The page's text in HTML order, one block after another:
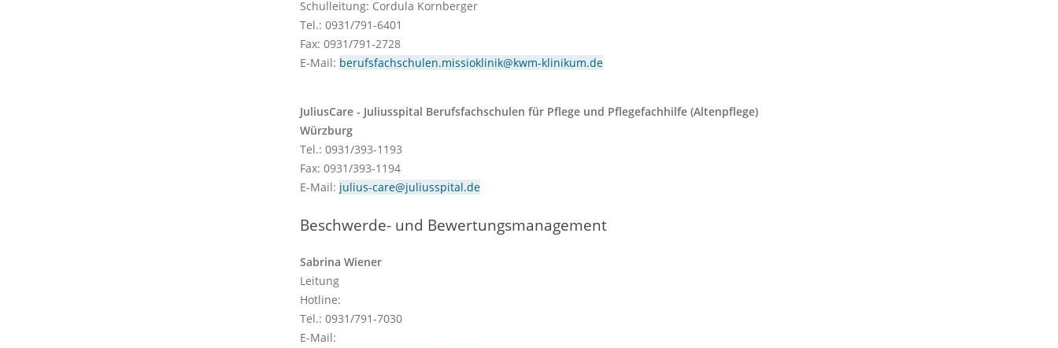
Schulleitung: Cordula Kornberger
Tel.: 0931/791-6401
Fax: 0931/791-2728
E-Mail: berufsfachschulen.missioklinik@kwm-klinikum.de
JuliusCare - Juliusspital Berufsfachschulen für Pflege und Pflegefachhilfe (Altenpflege)
Würzburg
Tel.: 0931/393-1193
Fax: 0931/393-1194
E-Mail: julius-care@juliusspital.de
Beschwerde- und Bewertungsmanagement
Sabrina Wiener
Leitung
Hotline:
Tel.: 0931/791-7030
E-Mail: